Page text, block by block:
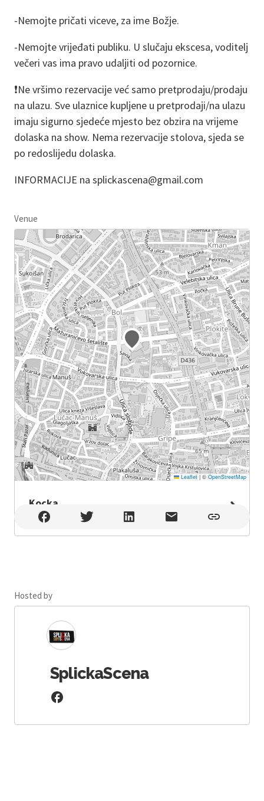
-Nemojte pričati viceve, za ime Božje.
-Nemojte vrijeđati publiku. U slučaju ekscesa, voditelj
večeri vas ima pravo udaljiti od pozornice.
❗Ne vršimo rezervacije već samo pretprodaju/prodaju
na ulazu. Sve ulaznice kupljene u pretprodaji/na ulazu
imaju sigurno sjedeće mjesto bez obzira na vrijeme
dolaska na show. Nema rezervacije stolova, sjeda se
po redoslijedu dolaska.
INFORMACIJE na splickascena@gmail.com
Venue
Leaflet |© OpenStreetMap
Kocka
Kocka , Split
Hosted by
SplickaScena